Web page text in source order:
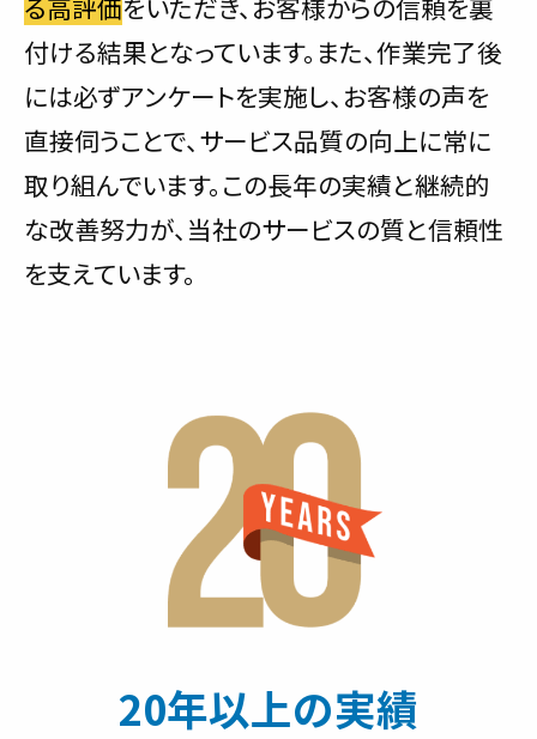
付ける結果となっています。また、作業完了後
には必ずアンケートを実施し、お客様の声を
直接伺うことで、サービス品質の向上に常に
取り組んでいます。この長年の実績と継続的
な改善努力が、当社のサービスの質と信頼性
を支えています。
20年以上の実績